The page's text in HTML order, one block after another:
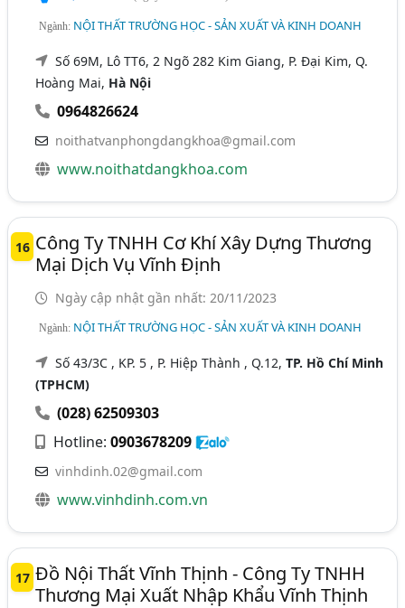
Ngành: NỘI THẤT TRƯỜNG HỌC - SẢN XUẤT VÀ KINH DOANH
Số 69M, Lô TT6, 2 Ngõ 282 Kim Giang, P. Đại Kim, Q.
Hoàng Mai, Hà Nội
0964826624
noithatvanphongdangkhoa@gmail.com
www.noithatdangkhoa.com
16 Công Ty TNHH Cơ Khí Xây Dựng Thương
Mại Dịch Vụ Vĩnh Định
Ngày cập nhật gần nhất: 20/11/2023
Ngành: NỘI THẤT TRƯỜNG HỌC - SẢN XUẤT VÀ KINH DOANH
Số 43/3C , KP. 5 , P. Hiệp Thành , Q.12,TP. Hồ Chí Minh
(TPHCM)
(028) 62509303
Hotline:0903678209
vinhdinh.02@gmail.com
www.vinhdinh.com.vn
17 Đồ Nội Thất Vĩnh Thịnh - Công Ty TNHH
Thương Mại Xuất Nhập Khẩu Vĩnh Thịnh